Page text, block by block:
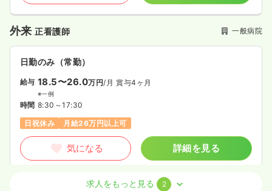
外来正看護師 一般病院
日勤のみ（常勤）
給与 18.5〜26.0万円/月 賞与4ヶ月
※一例
時間 8:30～17:30
日祝休み
月給26万円以上可
気になる 詳細を見る
オペ室(手術室)正・准看護師
求人をもっと見る 2